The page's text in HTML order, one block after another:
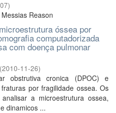
)
Reason
óssea por
computadorizada
com doença pulmonar
(2010-11-26)
obstrutiva cronica (DPOC) e
por fragilidade ossea. Os
a microestrutura ossea,
dinamicos ...